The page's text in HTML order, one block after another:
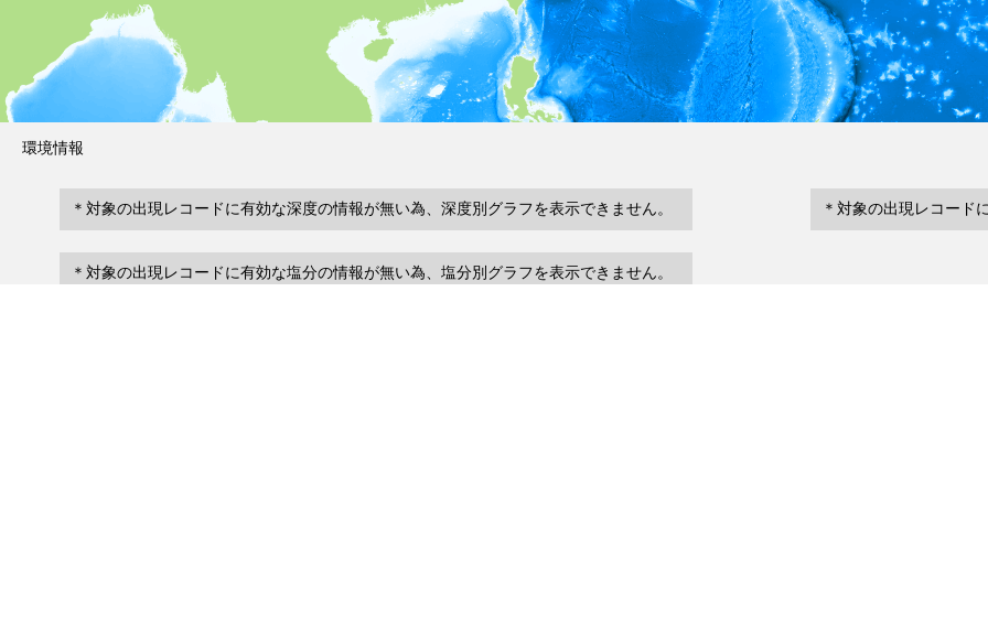
環境情報
＊対象の出現レコードに有効な深度の情報が無い為、深度別グラフを表示できません。 ＊対象の出現レコード
＊対象の出現レコードに有効な塩分の情報が無い為、塩分別グラフを表示できません。